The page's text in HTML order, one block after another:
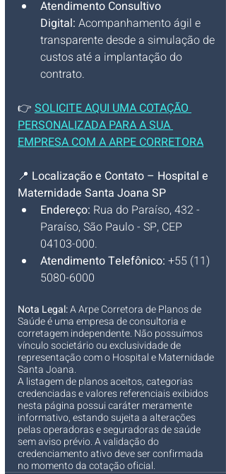
Atendimento Consultivo
Digital: Acompanhamento ágil e
transparente desde a simulação de
custos até a implantação do
contrato.
👉 SOLICITE AQUI UMA COTAÇÃO
PERSONALIZADA PARA A SUA
EMPRESA COM A ARPE CORRETORA
📍 Localização e Contato – Hospital e
Maternidade Santa Joana SP
Endereço: Rua do Paraíso, 432 -
Paraíso, São Paulo - SP, CEP
04103-000.
Atendimento Telefônico: +55 (11)
5080-6000
Nota Legal: A Arpe Corretora de Planos de
Saúde é uma empresa de consultoria e
corretagem independente. Não possuímos
vínculo societário ou exclusividade de
representação com o Hospital e Maternidade
Santa Joana.
A listagem de planos aceitos, categorias
credenciadas e valores referenciais exibidos
nesta página possui caráter meramente
informativo, estando sujeita a alterações
pelas operadoras e seguradoras de saúde
sem aviso prévio. A validação do
credenciamento ativo deve ser confirmada
no momento da cotação oficial.